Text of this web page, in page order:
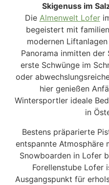
Skigenuss im
Die Almenwelt Lofer
begeistert mit
modernen
Panorama inmitten der
erste Schwünge im
oder
hier genießen
Wintersportler ideale
in
Bestens präparierte
entspannte Atmosphäre
Snowboarden in Lofer
Forellenstube Lofer
Ausgangspunkt für